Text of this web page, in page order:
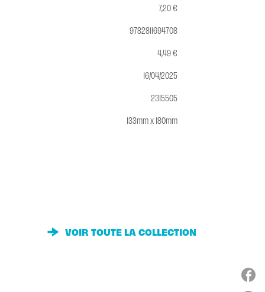
7,20 €
9782811694708
4,49 €
16/04/2025
2315505
133mm x 180mm
VOIR TOUTE LA COLLECTION